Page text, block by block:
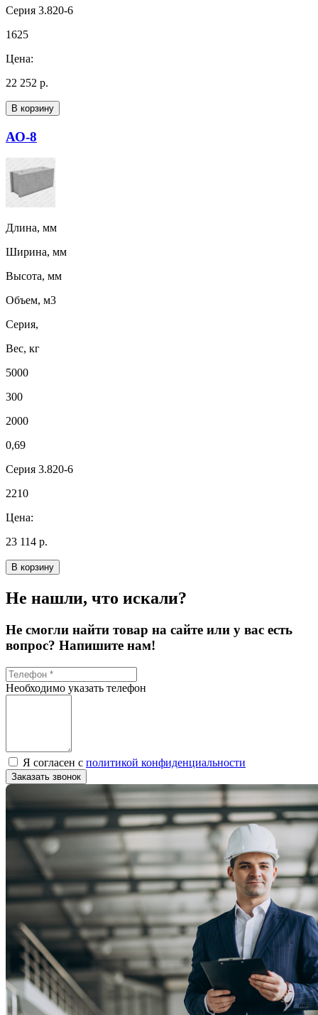
Серия 3.820-6
1625
Цена:
22 252 р.
В корзину
АО-8
Длина, мм
Ширина, мм
Высота, мм
Объем, м3
Серия,
Вес, кг
5000
300
2000
0,69
Серия 3.820-6
2210
Цена:
23 114 р.
В корзину
Не нашли, что искали?
Не смогли найти товар на сайте или у вас есть
вопрос? Напишите нам!
Необходимо указать телефон
Я согласен с политикой конфиденциальности
Заказать звонок